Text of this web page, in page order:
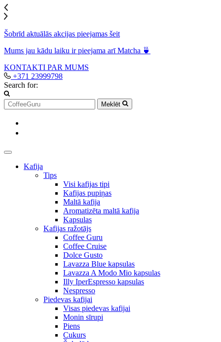
Šobrīd aktuālās akcijas pieejamas šeit
Mums jau kādu laiku ir pieejama arī Matcha 🍵
KONTAKTI PAR MUMS
+371 23999798
Search for:
Meklēt
Kafija
Tips
Visi kafijas tipi
Kafijas pupiņas
Maltā kafija
Aromatizēta maltā kafija
Kapsulas
Kafijas ražotājs
Coffee Guru
Coffee Cruise
Dolce Gusto
Lavazza Blue kapsulas
Lavazza A Modo Mio kapsulas
Illy IperEspresso kapsulas
Nespresso
Piedevas kafijai
Visas piedevas kafijai
Monin sīrupi
Piens
Cukurs